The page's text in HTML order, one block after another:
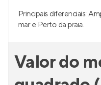
Principais diferenciais:
mar e Perto da praia.
Valor do